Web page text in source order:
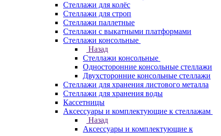
Стеллажи для колёс
Стеллажи для строп
Стеллажи паллетные
Стеллажи с выкатными платформами
Стеллажи консольные
Назад
Стеллажи консольные
Односторонние консольные стеллажи
Двухсторонние консольные стеллажи
Стеллажи для хранения листового металла
Стеллажи для хранения воды
Кассетницы
Аксесcуары и комплектующие к стеллажам
Назад
Аксесcуары и комплектующие к